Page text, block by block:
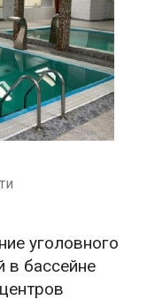
уголовного
в бассейне